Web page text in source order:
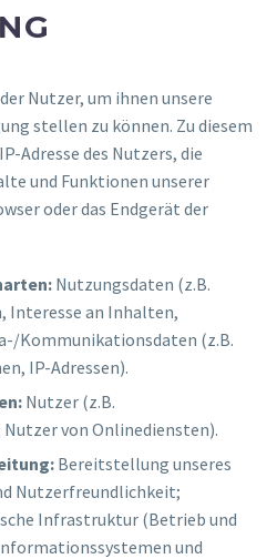
Nutzer, um ihnen unsere
stellen zu können. Zu diesem
Adresse des Nutzers, die
und Funktionen unserer
oder das Endgerät der
Nutzungsdaten (z.B.
Interesse an Inhalten,
Kommunikationsdaten (z.B.
IP-Adressen).
Nutzer (z.B.
von Onlinediensten).
Bereitstellung unseres
Nutzerfreundlichkeit;
Infrastruktur (Betrieb und
und